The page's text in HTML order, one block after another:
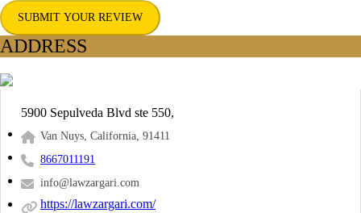
SUBMIT YOUR REVIEW
ADDRESS
5900 Sepulveda Blvd ste 550,
Van Nuys, California, 91411
8667011191
info@lawzargari.com
https://lawzargari.com/